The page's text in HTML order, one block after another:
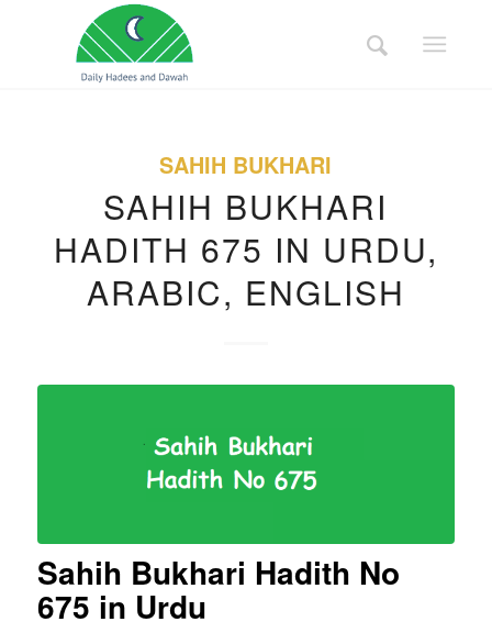
SAHIH BUKHARI
SAHIH BUKHARI
HADITH 675 IN URDU,
ARABIC, ENGLISH
Sahih Bukhari Hadith No
675 in Urdu